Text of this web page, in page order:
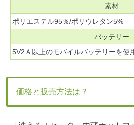
素材
ポリエステル95％/ポリウレタン5%
バッテリー
5V2Ａ以上のモバイルバッテリーを使
価格と販売方法は？